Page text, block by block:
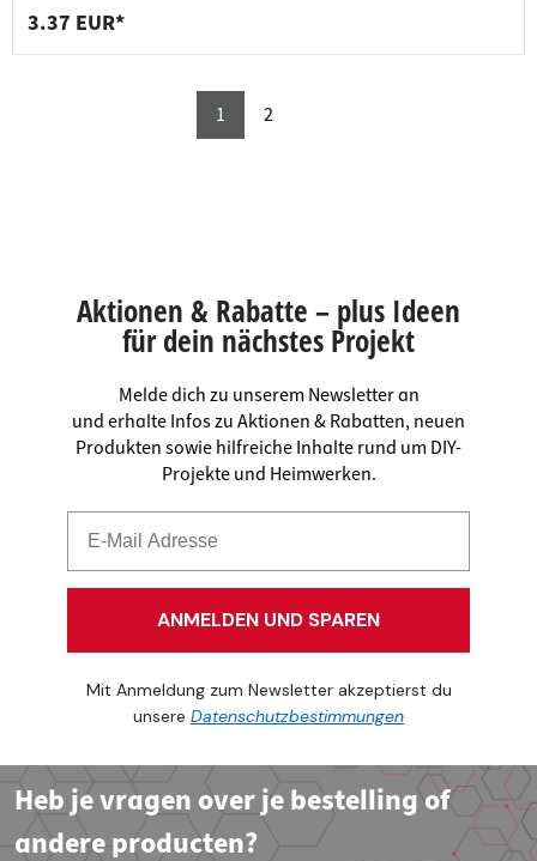
3.37 EUR*
1 2
Aktionen & Rabatte – plus Ideen
für dein nächstes Projekt
Melde dich zu unserem Newsletter an
und erhalte Infos zu Aktionen & Rabatten, neuen
Produkten sowie hilfreiche Inhalte rund um DIY-
Projekte und Heimwerken.
ANMELDEN UND SPAREN
Mit Anmeldung zum Newsletter akzeptierst du
unsere Datenschutzbestimmungen
Heb je vragen over je bestelling of
andere producten?